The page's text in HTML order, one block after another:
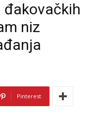
đakovačkih
niz
Pinterest